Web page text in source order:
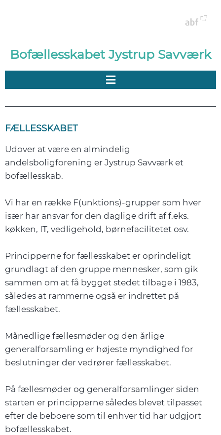
Bofællesskabet Jystrup Savværk
FÆLLESSKABET
Udover at være en almindelig
andelsboligforening er Jystrup Savværk et
bofællesskab.
Vi har en række F(unktions)-grupper som hver
især har ansvar for den daglige drift af f.eks.
køkken, IT, vedligehold, børnefacilitetet osv.
Principperne for fællesskabet er oprindeligt
grundlagt af den gruppe mennesker, som gik
sammen om at få bygget stedet tilbage i 1983,
således at rammerne også er indrettet på
fællesskabet.
Månedlige fællesmøder og den årlige
generalforsamling er højeste myndighed for
beslutninger der vedrører fællesskabet.
På fællesmøder og generalforsamlinger siden
starten er principperne således blevet tilpasset
efter de beboere som til enhver tid har udgjort
bofællesskabet.